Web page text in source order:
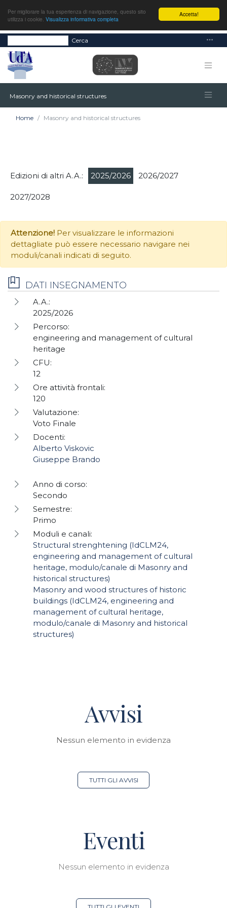
Accetta!
Per migliorare la tua esperienza di navigazione, questo sito
utilizza i cookie. Visualizza informativa completa
Cerca
Masonry and historical structures
Home Masonry and historical structures
Edizioni di altri A.A.: 2025/2026 2026/2027
2027/2028
Attenzione! Per visualizzare le informazioni
dettagliate può essere necessario navigare nei
moduli/canali indicati di seguito.
DATI INSEGNAMENTO
A.A.:
2025/2026
Percorso:
engineering and management of cultural
heritage
CFU:
12
Ore attività frontali:
120
Valutazione:
Voto Finale
Docenti:
Alberto Viskovic
Giuseppe Brando
Anno di corso:
Secondo
Semestre:
Primo
Moduli e canali:
Structural strenghtening (IdCLM24,
engineering and management of cultural
heritage, modulo/canale di Masonry and
historical structures)
Masonry and wood structures of historic
buildings (IdCLM24, engineering and
management of cultural heritage,
modulo/canale di Masonry and historical
structures)
Avvisi
Nessun elemento in evidenza
TUTTI GLI AVVISI
Eventi
Nessun elemento in evidenza